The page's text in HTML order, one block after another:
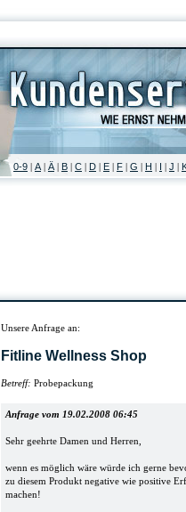
0-9 A Ä B C D E F G H I J
Unsere Anfrage an:
Fitline Wellness Shop
Betreff: Probepackung
Anfrage vom 19.02.2008 06:45
Sehr geehrte Damen und Herren,
wenn es möglich wäre würde ich gerne
zu diesem Produkt negative wie positive
machen!